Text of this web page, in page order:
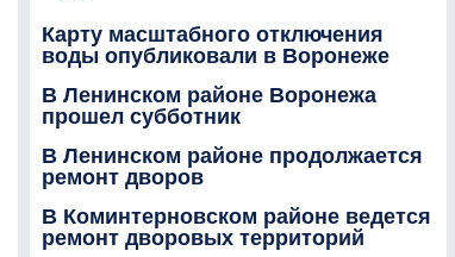
Карту масштабного отключения
воды опубликовали в Воронеже
В Ленинском районе Воронежа
прошел субботник
В Ленинском районе продолжается
ремонт дворов
В Коминтерновском районе ведется
ремонт дворовых территорий